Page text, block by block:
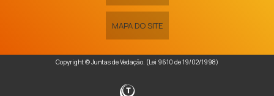
MAPA DO SITE
Copyright © Juntas de Vedação. (Lei 9610 de 19/02/1998)